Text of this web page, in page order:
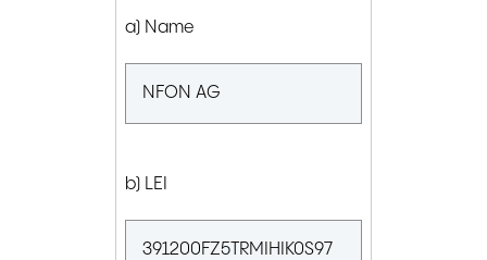
a) Name
NFON AG
b) LEI
391200FZ5TRMIHIK0S97